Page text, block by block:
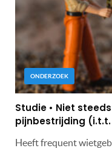
ONDERZOEK
Studie • Niet
pijnbestrijding
Heeft frequent